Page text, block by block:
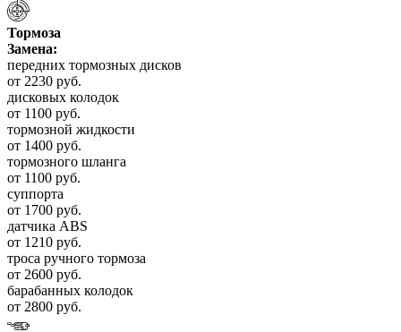
Тормоза
Замена:
передних тормозных дисков
от 2230 руб.
дисковых колодок
от 1100 руб.
тормозной жидкости
от 1400 руб.
тормозного шланга
от 1100 руб.
суппорта
от 1700 руб.
датчика ABS
от 1210 руб.
троса ручного тормоза
от 2600 руб.
барабанных колодок
от 2800 руб.